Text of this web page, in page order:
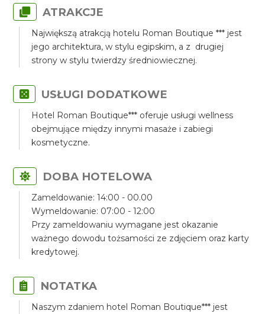
ATRAKCJE
Największą atrakcją hotelu Roman Boutique *** jest
jego architektura, w stylu egipskim, a z drugiej
strony w stylu twierdzy średniowiecznej.
USŁUGI DODATKOWE
Hotel Roman Boutique*** oferuje usługi wellness
obejmujące między innymi masaże i zabiegi
kosmetyczne.
DOBA HOTELOWA
Zameldowanie: 14:00 - 00.00
Wymeldowanie: 07:00 - 12:00
Przy zameldowaniu wymagane jest okazanie
ważnego dowodu tożsamości ze zdjęciem oraz karty
kredytowej.
NOTATKA
Naszym zdaniem hotel Roman Boutique*** jest